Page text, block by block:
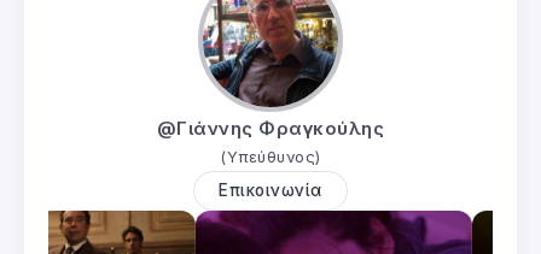
@Γιάννης Φραγκούλης
(Υπεύθυνος)
Επικοινωνία